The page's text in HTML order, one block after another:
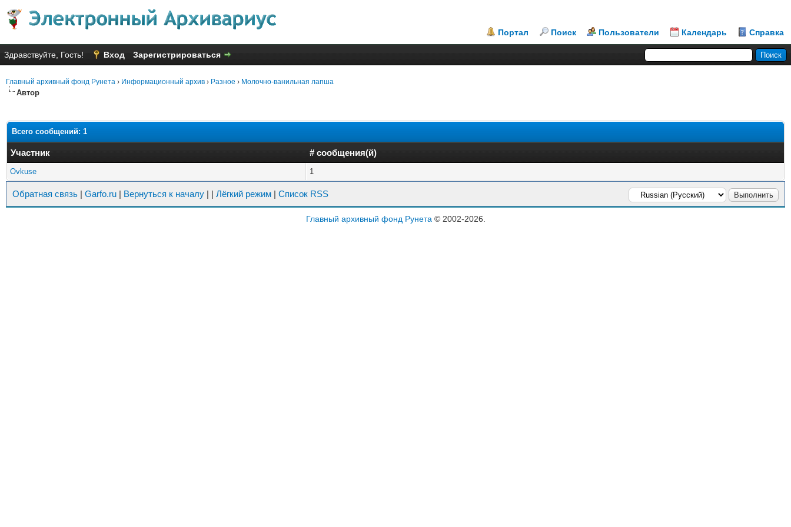
Портал Поиск Пользователи Календарь Справка
Здравствуйте, Гость! Вход Зарегистрироваться
Главный архивный фонд Рунета › Информационный архив › Разное › Молочно-ванильная лапша
Автор
Всего сообщений: 1
Участник # сообщения(й)
Ovkuse 1
Обратная связь | Garfo.ru | Вернуться к началу | | Лёгкий режим | Список RSS
Главный архивный фонд Рунета © 2002-2026.